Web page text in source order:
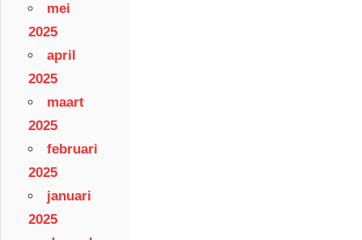
mei
2025
april
2025
maart
2025
februari
2025
januari
2025